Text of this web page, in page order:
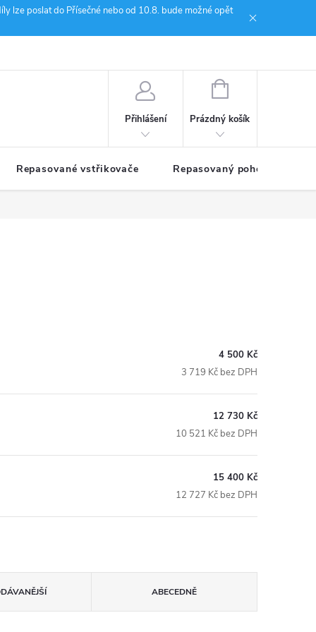
lze poslat do Přísečné nebo od 10.8. bude možné opět
Přihlášení
NÁKUPNÍ
Prázdný košík
Repasované vstřikovače Repasovaný pohon TDM
4 500 Kč
3 719 Kč bez DPH
12 730 Kč
10 521 Kč bez DPH
15 400 Kč
12 727 Kč bez DPH
ABECEDNĚ